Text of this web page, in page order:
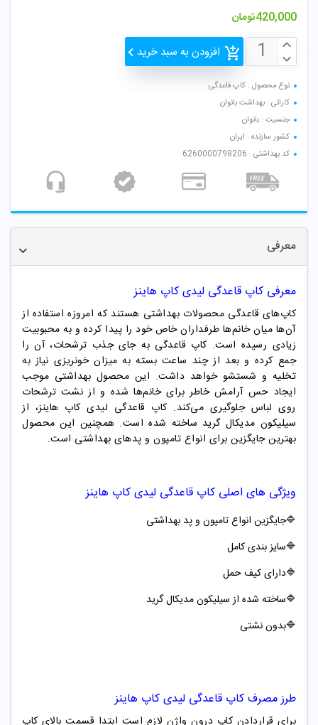
420,000تومان
افزودن به سبد خرید
نوع محصول : کاپ قاعدگی
کارائی : بهداشت بانوان
جنسیت : بانوان
کشور سازنده : ایران
کد بهداشتی : 6260000798206
معرفی
معرفی کاپ قاعدگی لیدی کاپ هاینز
کاپ‌های قاعدگی محصولات بهداشتی هستند که امروزه استفاده از
آن‌ها میان خانم‌ها طرفداران خاص خود را پیدا کرده و به محبوبیت
زیادی رسیده است. کاپ قاعدگی به جای جذب ترشحات، آن را
جمع کرده و بعد از چند ساعت بسته به میزان خونریزی نیاز به
تخلیه و شستشو خواهد داشت. این محصول بهداشتی موجب
ایجاد حس آرامش خاطر برای خانم‌ها شده و از نشت ترشحات
روی لباس جلوگیری می‌کند. کاپ قاعدگی لیدی کاپ هاینز، از
سیلیکون مدیکال گرید ساخته شده است. همچنین این محصول
بهترین جایگزین برای انواع تامپون و پدهای بهداشتی است.
ویژگی های اصلی کاپ قاعدگی لیدی کاپ هاینز
🔷جایگزین انواع تامپون و پد بهداشتی
🔷سایز بندی کامل
🔷دارای کیف حمل
🔷ساخته شده از سیلیکون مدیکال گرید
🔷بدون نشتی
طرز مصرفکاپ قاعدگی لیدی کاپ هاینز
برای قراردادن کاپ درون واژن لازم است ابتدا قسمت بالای کاپ